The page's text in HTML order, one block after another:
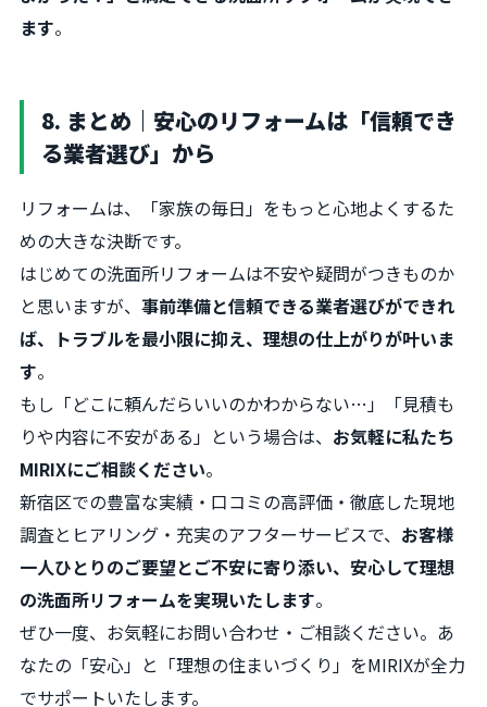
ます。
8. まとめ｜安心のリフォームは「信頼でき
る業者選び」から
リフォームは、「家族の毎日」をもっと心地よくするた
めの大きな決断です。
はじめての洗面所リフォームは不安や疑問がつきものか
と思いますが、 事前準備と信頼できる業者選びができれ
ば、トラブルを最小限に抑え、理想の仕上がりが叶いま
す。
もし「どこに頼んだらいいのかわからない…」「見積も
りや内容に不安がある」という場合は、 お気軽に私たち
MIRIXにご相談ください。
新宿区での豊富な実績・口コミの高評価・徹底した現地
調査とヒアリング・充実のアフターサービスで、 お客様
一人ひとりのご要望とご不安に寄り添い、安心して理想
の洗面所リフォームを実現いたします。
ぜひ一度、お気軽にお問い合わせ・ご相談ください。あ
なたの「安心」と「理想の住まいづくり」をMIRIXが全力
でサポートいたします。